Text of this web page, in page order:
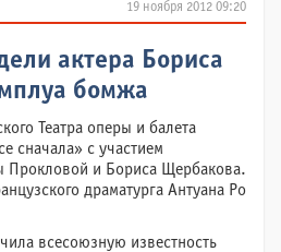
19 ноября 2012 09:20
актера Бориса
бомжа
Театра оперы и балета
сначала» с участием
Прокловой и Бориса Щербакова.
драматурга Антуана Ро
всесоюзную известность